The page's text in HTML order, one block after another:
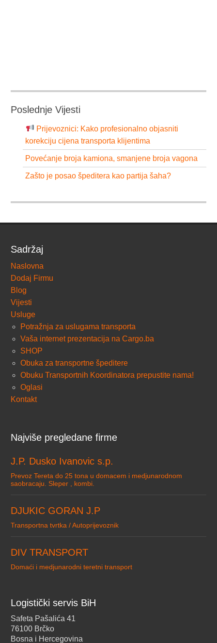
Poslednje Vijesti
Prijevoznici: Kako profesionalno objasniti
korekciju cijena transporta klijentima
Povećanje broja kamiona, smanjene broja vagona
Zašto je posao špeditera kao partija šaha?
Sadržaj
Naslovna
Dodaj Firmu
Blog
Vijesti
Usluge
Potražnja za uslugama transporta
Vaša internet prezentacija na Cargo.ba
SHOP
Obuka za transportne špeditere
Obuku Transportnih Koordinatora prepustite nama!
Oglasi
Kontakt
Najviše pregledane firme
J.P. Dusko Ivanovic s.p.
Prevoz Tereta do 25 tona u domacem i medjunarodnom
saobracaju. Sleper , kombi.
DJUKIC GORAN J.P
Transportna tvrtka / Autoprijevoznik
DIV TRANSPORT
Domaći i medjunarodni teretni transport
Logistički servis BiH
Safeta Pašalića 41
76100 Brčko
Bosna i Hercegovina